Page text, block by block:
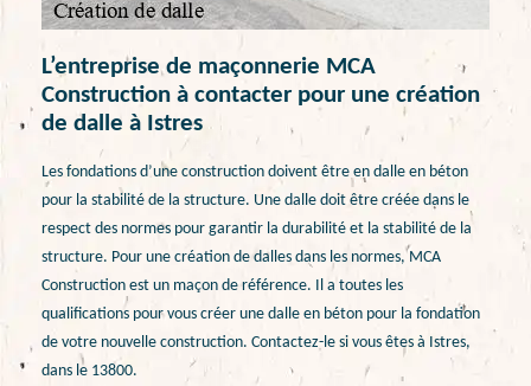
L’entreprise de maçonnerie MCA
Construction à contacter pour une création
de dalle à Istres
Les fondations d’une construction doivent être en dalle en béton
pour la stabilité de la structure. Une dalle doit être créée dans le
respect des normes pour garantir la durabilité et la stabilité de la
structure. Pour une création de dalles dans les normes, MCA
Construction est un maçon de référence. Il a toutes les
qualifications pour vous créer une dalle en béton pour la fondation
de votre nouvelle construction. Contactez-le si vous êtes à Istres,
dans le 13800.